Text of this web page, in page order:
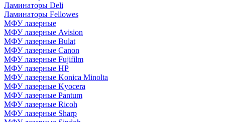
Ламинаторы Deli
Ламинаторы Fellowes
МФУ лазерные
МФУ лазерные Avision
МФУ лазерные Bulat
МФУ лазерные Canon
МФУ лазерные Fujifilm
МФУ лазерные HP
МФУ лазерные Konica Minolta
МФУ лазерные Kyocera
МФУ лазерные Pantum
МФУ лазерные Ricoh
МФУ лазерные Sharp